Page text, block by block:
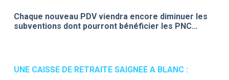
Chaque nouveau PDV viendra encore diminuer les
subventions dont pourront bénéficier les PNC…
UNE CAISSE DE RETRAITE SAIGNEE A BLANC :